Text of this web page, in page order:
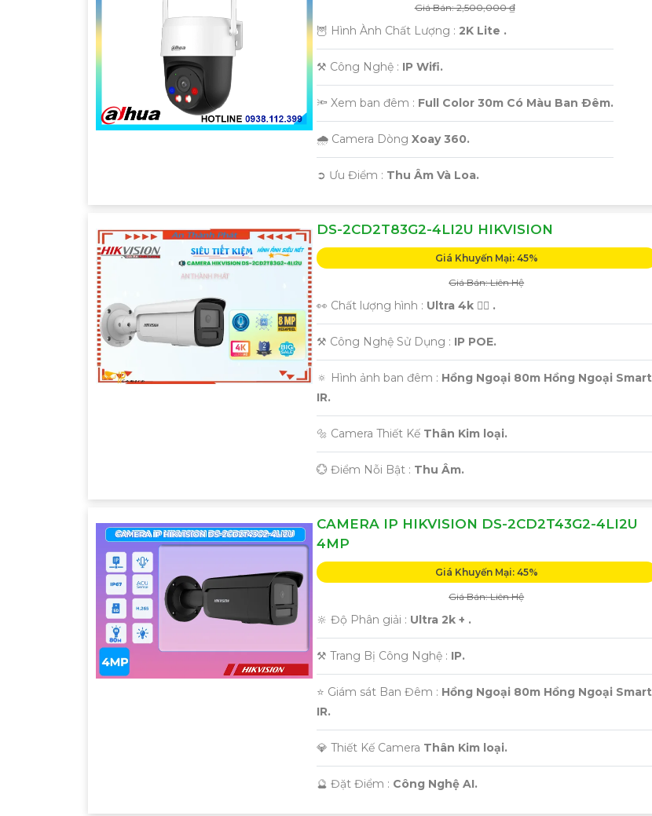
Giá Bán: 2,500,000 ₫
🦉 Hình Ành Chất Lượng : 2K Lite .
⚒ Công Nghệ : IP Wifi.
🔦 Xem ban đêm : Full Color 30m Có Màu Ban Ðêm.
🌧️ Camera Dòng Xoay 360.
️➲ Ưu Điểm : Thu Âm Và Loa.
DS-2CD2T83G2-4LI2U HIKVISION
Giá Khuyến Mại: 45%
Giá Bán: Liên Hệ
👀 Chất lượng hình : Ultra 4k 👍🏾 .
⚒ Công Nghệ Sử Dụng : IP POE.
🔅 Hình ảnh ban đêm : Hồng Ngoại 80m Hồng Ngoại Smart
IR.
🔩 Camera Thiết Kế Thân Kim loại.
️💮 Điểm Nỗi Bật : Thu Âm.
CAMERA IP HIKVISION DS-2CD2T43G2-4LI2U
4MP
Giá Khuyến Mại: 45%
Giá Bán: Liên Hệ
🔆 Độ Phân giải : Ultra 2k + .
⚒ Trang Bị Công Nghệ : IP.
⭐ Giám sát Ban Đêm : Hồng Ngoại 80m Hồng Ngoại Smart
IR.
💎 Thiết Kế Camera Thân Kim loại.
️🔮 Đặt Điểm : Công Nghệ AI.